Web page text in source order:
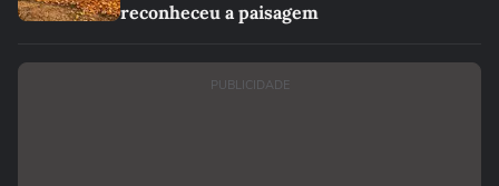
reconheceu a paisagem
PUBLICIDADE